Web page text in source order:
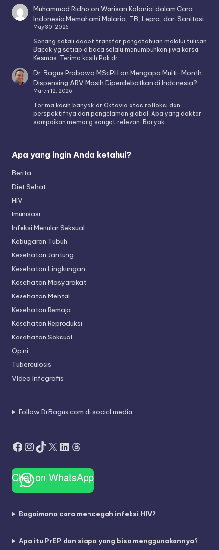
Muhammad Ridho onWarisan Kolonial dalam Cara
Indonesia Memahami Malaria, TB, Lepra, dan Sanitasi
May 30, 2026
Senang sekali daapt transfer pengetahuan melalui tulisan
Bapak yg setiap dibaca selalu menumbuhkan jiwa korsa
Kesmas. Terima kasih Pak dr.…
Dr. Bagus Prabowo MScPH onMengapa Multi-Month
Dispensing ARV Masih Diperdebatkan di Indonesia?
March 12, 2026
Terima kasih banyak dr Oktavia atas refleksi dan
perspektifnya dari pengalaman global. Apa yang dokter
sampaikan memang sangat relevan. Banyak…
Apa yang ingin Anda ketahui?
Berita
Diet Sehat
HIV
Imunisasi
Infeksi Menular Seksual
Kebugaran Tubuh
Kesehatan Jantung
Kesehatan Lingkungan
Kesehatan Masyarakat
Kesehatan Mental
Kesehatan Remaja
Kesehatan Reproduksi
Kesehatan Seksual
Opini
Tuberculosis
VIdeo Infografis
Follow DrBagus.com di social media:
Facebook
Instagram
TikTok
X LinkedIn
Threads
Chat on WhatsApp
Bagaimana cara mencegah infeksi HIV?
Apa itu PrEP dan siapa yang bisa menggunakannya?